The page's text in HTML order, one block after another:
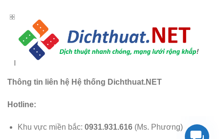
Thông tin liên hệ Hệ thống Dichthuat.NET
Hotline:
Khu vực miền bắc: 0931.931.616(Ms. Phương)